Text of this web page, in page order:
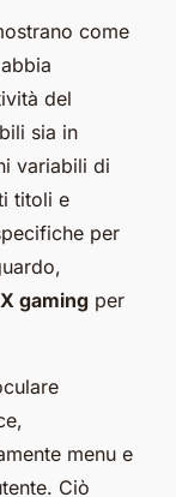
come
del
sia in
variabili di
titoli e
per
gaming per
menu e
Ciò